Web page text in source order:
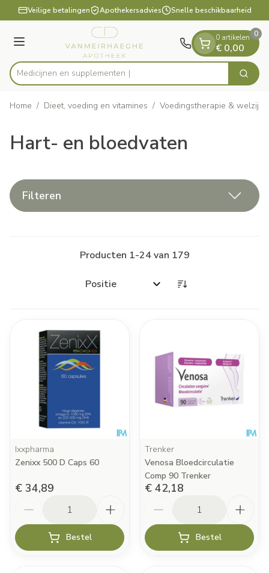
Ga naar de inhoud
1 van 1
Veilige betalingen Apothekersadvies Snelle beschikbaarheid
Menu
Product, merk, categorie...
Medicij Zoek
0 artikelen
€ 0,00
0
Home / Dieet, voeding en vitamines / Voedingstherapie & welzijn
Hart- en bloedvaten
Filteren
Producten 1-24van 179
Sorteer op:
Ixxpharma
Zenixx 500 D Caps 60
€ 34,89
Bestel
Trenker
Venosa Bloedcirculatie
Comp 90 Trenker
€ 42,18
Bestel